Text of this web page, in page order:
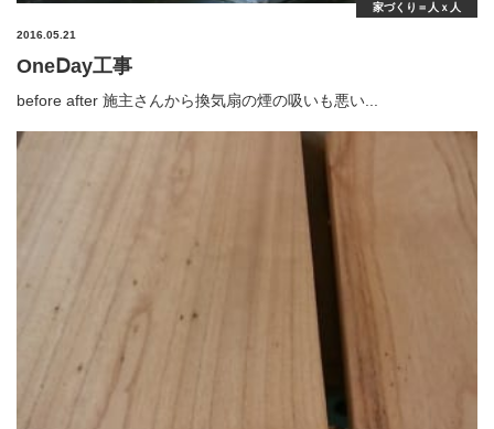
2016.05.21
家づくり＝人ｘ人
OneⅮay工事
before after 施主さんから換気扇の煙の吸いも悪い...